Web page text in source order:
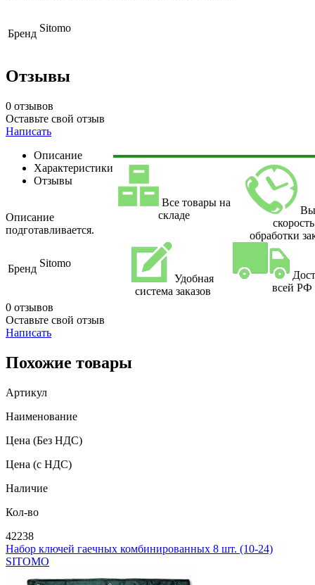
Бренд Sitomo
Отзывы
0 отзывов
Оставьте свой отзыв
Написать
Описание
Характеристики
Отзывы
Описание
подготавливается.
Бренд Sitomo
0 отзывов
Оставьте свой отзыв
Написать
Все товары на
складе
скорость
обработки
Удобная
система заказов
всей РФ
Похожие товары
Артикул
Наименование
Цена (Без НДС)
Цена (с НДС)
Наличие
Кол-во
42238
Набор ключей гаечных комбинированных 8 шт. (10-24)
SITOMO